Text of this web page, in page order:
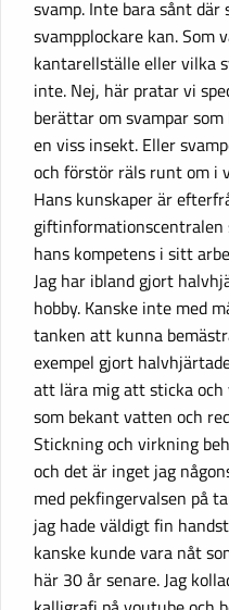
svamp. Inte bara sånt
svampplockare kan. Som
kantarellställe eller vilka
inte. Nej, här pratar vi
berättar om svampar
en viss insekt. Eller
och förstör räls runt om i
Hans kunskaper är
giftinformationscentralen
hans kompetens i sitt
Jag har ibland gjort
hobby. Kanske inte med
tanken att kunna
exempel gjort
att lära mig att sticka
som bekant vatten och
Stickning och virkning
och det är inget jag
med pekfingervalsen på
jag hade väldigt fin
kanske kunde vara nåt
här 30 år senare. Jag